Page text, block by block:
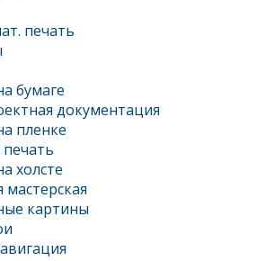
печать
бумаге
документация
пленке
холсте
мастерская
картины